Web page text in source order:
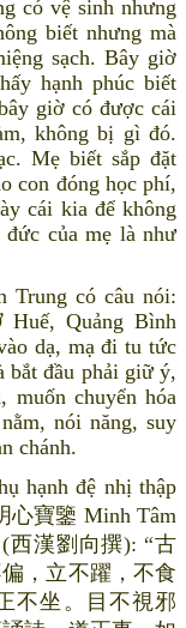
có vệ sinh nhưng
biết nhưng mà
sạch. Bây giờ
hạnh phúc biết
giờ có được cái
không bị gì đó.
Mẹ biết sắp đặt
con đóng học phí,
cái kia để không
của mẹ là như
có câu nói:
Quảng Bình
dạ, mạ đi tu tức
bắt đầu phải giữ ý,
chuyển hóa
nói năng, suy
chánh.
hạnh đệ nhị thập
心寶鑒 Minh Tâm
西漢劉向撰): “古
，立不躍，不食
不坐。目不視邪